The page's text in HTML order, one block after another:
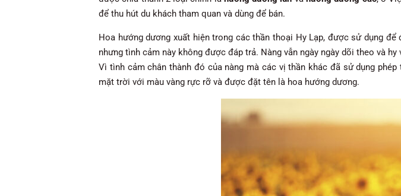
để thu hút du khách tham quan và dùng để bán.
Hoa hướng dương xuất hiện trong các thần thoại Hy Lạp, được sử dụng
nhưng tình cảm này không được đáp trả. Nàng vẫn ngày ngày dõi theo và
Vì tình cảm chân thành đó của nàng mà các vị thần khác đã sử dụng
mặt trời với màu vàng rực rỡ và được đặt tên là hoa hướng dương.